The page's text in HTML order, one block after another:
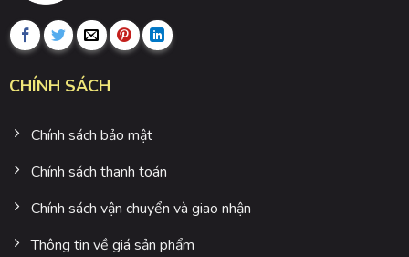
CHÍNH SÁCH
Chính sách bảo mật
Chính sách thanh toán
Chính sách vận chuyển và giao nhận
Thông tin về giá sản phẩm